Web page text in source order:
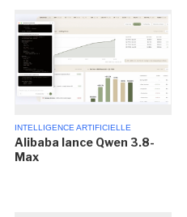
INTELLIGENCE ARTIFICIELLE
Alibaba lance Qwen 3.8-
Max